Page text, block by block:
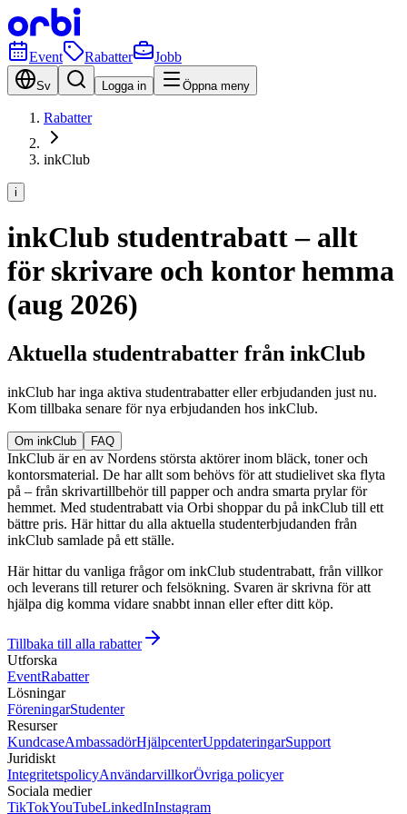
Event Rabatter Jobb
Sv Logga in Öppna meny
Rabatter
inkClub
i
inkClub studentrabatt – allt
för skrivare och kontor hemma
(aug 2026)
Aktuella studentrabatter från inkClub
inkClub har inga aktiva studentrabatter eller erbjudanden just nu.
Kom tillbaka senare för nya erbjudanden hos inkClub.
Om inkClub FAQ
InkClub är en av Nordens största aktörer inom bläck, toner och
kontorsmaterial. De har allt som behövs för att studielivet ska flyta
på – från skrivartillbehör till papper och andra smarta prylar för
hemmet. Med studentrabatt via Orbi shoppar du på inkClub till ett
bättre pris. Här hittar du alla aktuella studenterbjudanden från
inkClub samlade på ett ställe.
Här hittar du vanliga frågor om inkClub studentrabatt, från villkor
och leverans till returer och felsökning. Svaren är skrivna för att
hjälpa dig komma vidare snabbt innan eller efter ditt köp.
Tillbaka till alla rabatter
Utforska
EventRabatter
Lösningar
FöreningarStudenter
Resurser
KundcaseAmbassadörHjälpcenterUppdateringarSupport
Juridiskt
IntegritetspolicyAnvändarvillkorÖvriga policyer
Sociala medier
TikTokYouTubeLinkedInInstagram